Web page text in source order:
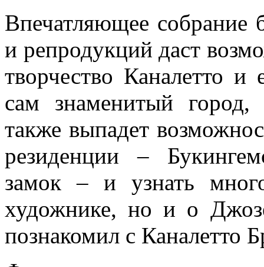
Впечатляющее собрание
и репродукций даст
творчество Каналетто и
сам знаменитый
также выпадет
резиденции –
замок – и узнать
художнике, но и о
познакомил с Каналетто